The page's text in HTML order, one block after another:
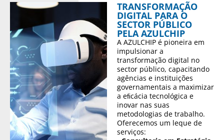
TRANSFORMAÇÃO
DIGITAL PARA O
SECTOR PÚBLICO
PELA AZULCHIP
A AZULCHIP é pioneira em
impulsionar a
transformação digital no
sector público, capacitando
agências e instituições
governamentais a maximizar
a eﬁcácia tecnológica e
inovar nas suas
metodologias de trabalho.
Oferecemos um leque de
serviços: